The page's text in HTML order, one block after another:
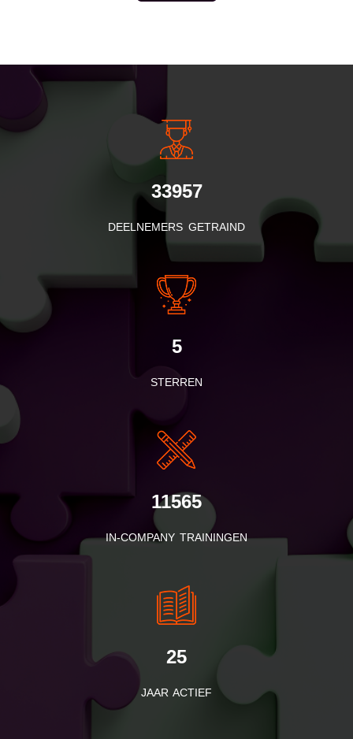
INSIDE INFORMATIE
33957
DEELNEMERS GETRAIND
5
STERREN
11565
IN-COMPANY TRAININGEN
25
JAAR ACTIEF